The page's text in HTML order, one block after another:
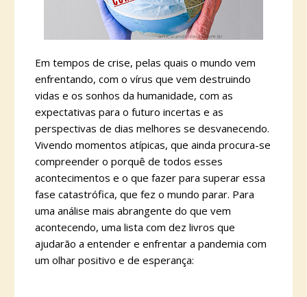
Em tempos de crise, pelas quais o mundo vem
enfrentando, com o vírus que vem destruindo
vidas e os sonhos da humanidade, com as
expectativas para o futuro incertas e as
perspectivas de dias melhores se desvanecendo.
Vivendo momentos atípicas, que ainda procura-se
compreender o porquê de todos esses
acontecimentos e o que fazer para superar essa
fase catastrófica, que fez o mundo parar. Para
uma análise mais abrangente do que vem
acontecendo, uma lista com dez livros que
ajudarão a entender e enfrentar a pandemia com
um olhar positivo e de esperança: